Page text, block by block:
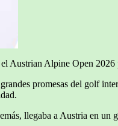
Austrian Alpine Open
promesas del golf
llegaba a Austria en